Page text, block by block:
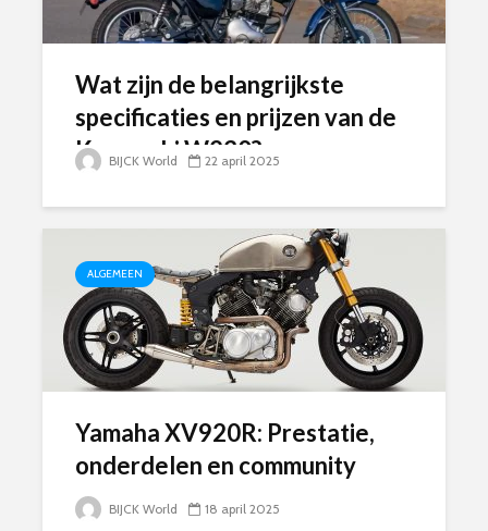
Wat zijn de belangrijkste
specificaties en prijzen van de
Kawasaki W230?
BIJCK World 22 april 2025
ALGEMEEN
Yamaha XV920R: Prestatie,
onderdelen en community
BIJCK World 18 april 2025